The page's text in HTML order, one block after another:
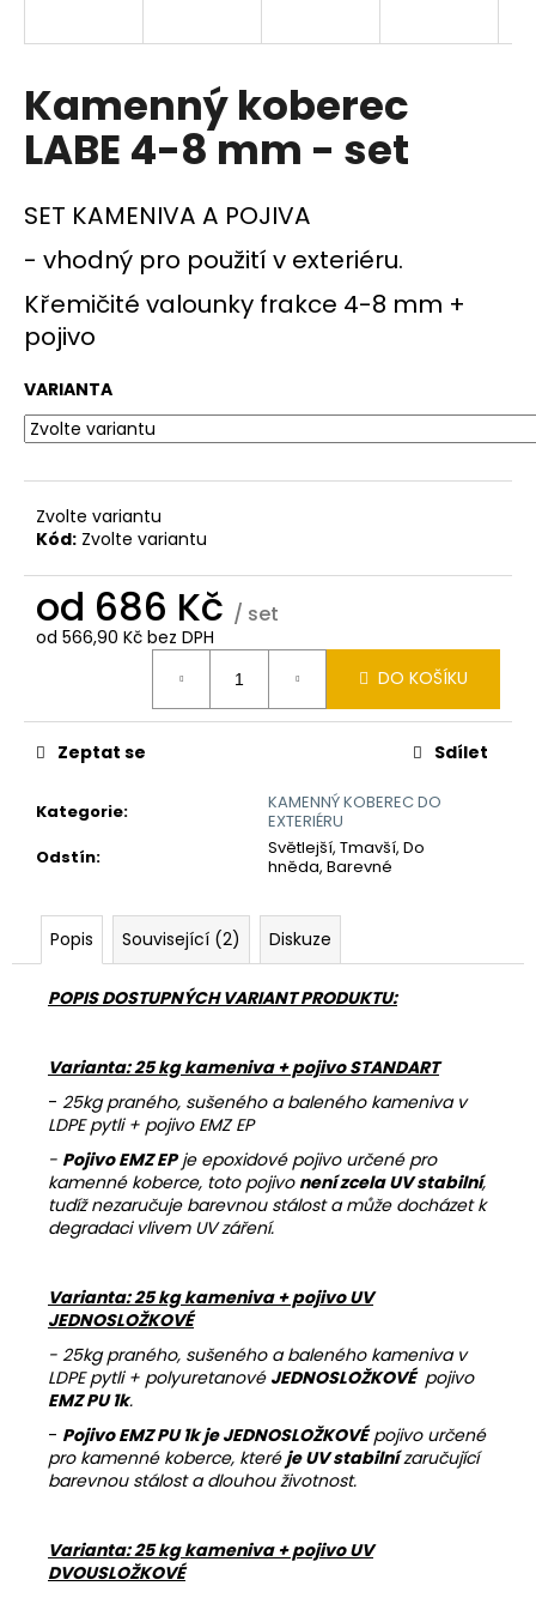
Kamenný koberec
LABE 4-8 mm - set
SET KAMENIVA A POJIVA
- vhodný pro použití v exteriéru.
Křemičité valounky frakce 4-8 mm +
pojivo
VARIANTA
Zvolte variantu
Kód: Zvolte variantu
od 686 Kč / set
od 566,90 Kč bez DPH
DO KOŠÍKU
Kategorie:
KAMENNÝ KOBEREC DO
EXTERIÉRU
Odstín:
Světlejší, Tmavší, Do
hněda, Barevné
Zeptat se Sdílet
Popis Související (2) Diskuze
POPIS DOSTUPNÝCH VARIANT PRODUKTU:
Varianta: 25 kg kameniva + pojivo STANDART
- 25kg praného, sušeného a baleného kameniva v
LDPE pytli + pojivo EMZ EP
- Pojivo EMZ EPje epoxidové pojivo určené pro
kamenné koberce, toto pojivo není zcela UV stabilní,
tudíž nezaručuje barevnou stálost a může docházet k
degradaci vlivem UV záření.
Varianta: 25 kg kameniva + pojivo UV
JEDNOSLOŽKOVÉ
- 25kg praného, sušeného a baleného kameniva v
LDPE pytli + polyuretanové JEDNOSLOŽKOVÉ pojivo
EMZ PU 1k.
- Pojivo EMZ PU 1k je JEDNOSLOŽKOVÉpojivo určené
pro kamenné koberce, které je UV stabilnízaručující
barevnou stálost a dlouhou životnost.
Varianta: 25 kg kameniva + pojivo UV
DVOUSLOŽKOVÉ
í
t
?
D
o
p
r
u
č
u
e
m
KAMENNÝ
KOBEREC
2-
686